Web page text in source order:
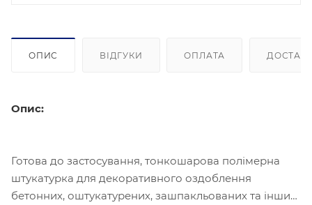
ОПИС ВІДГУКИ ОПЛАТА
Опис:
Готова до застосування, тонкошарова полімерна
штукатурка для декоративного оздоблення
бетонних, оштукатурених, зашпакльованих та інших